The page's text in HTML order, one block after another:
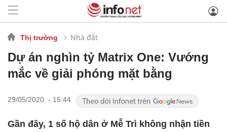
Thị trường Nhà đất
Dự án nghìn tỷ Matrix One: Vướng
mắc về giải phóng mặt bằng
29/05/2020 - 15:44
Gần đây, 1 số hộ dân ở Mễ Trì không nhận tiền